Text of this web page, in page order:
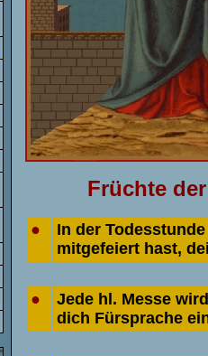
Früchte
●
In der
mitgefeiert hast,
●
Jede hl. Messe
dich Fürsprache